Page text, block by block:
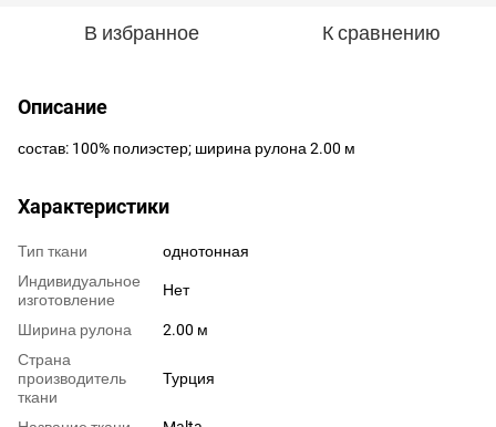
В избранное К сравнению
Описание
состав: 100% полиэстер; ширина рулона 2.00 м
Характеристики
Тип ткани
однотонная
Индивидуальное
изготовление
Нет
Ширина рулона
2.00 м
Страна
производитель
ткани
Турция